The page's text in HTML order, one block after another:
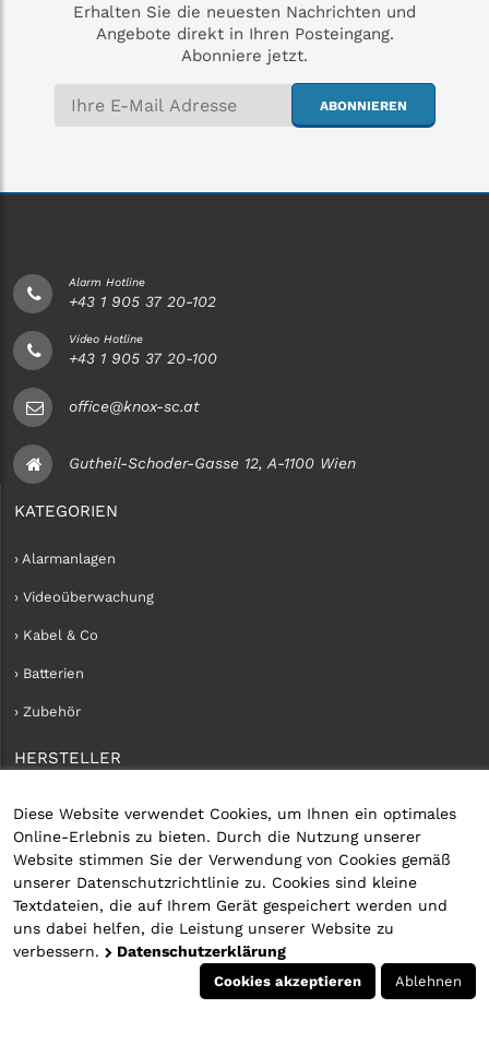
Diese Website verwendet Cookies, um Ihnen ein optimales
Online-Erlebnis zu bieten. Durch die Nutzung unserer
Website stimmen Sie der Verwendung von Cookies gemäß
unserer Datenschutzrichtlinie zu. Cookies sind kleine
Textdateien, die auf Ihrem Gerät gespeichert werden und
uns dabei helfen, die Leistung unserer Website zu
verbessern.
Datenschutzerklärung
Cookies akzeptieren Ablehnen
Erhalten Sie die neuesten Nachrichten und
Angebote direkt in Ihren Posteingang.
Abonniere jetzt.
ABONNIEREN
Alarm Hotline
+43 1 905 37 20-102
Video Hotline
+43 1 905 37 20-100
office@knox-sc.at
Gutheil-Schoder-Gasse 12, A-1100 Wien
KATEGORIEN
› Alarmanlagen
› Videoüberwachung
› Kabel & Co
› Batterien
› Zubehör
HERSTELLER
› iConnect
KUNDENKONTO
› Kundenservice
› Kundenkonto erstellen